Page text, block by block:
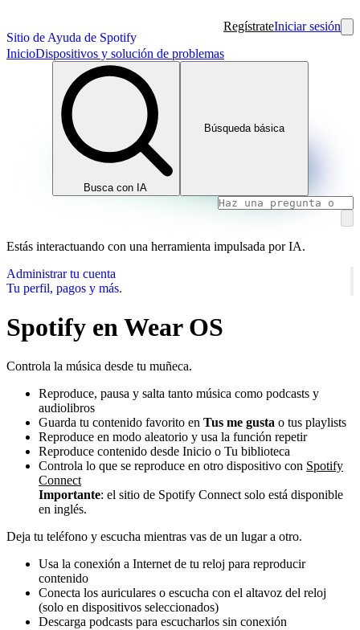
Sitio de Ayuda de Spotify
RegístrateIniciar sesión
InicioDispositivos y solución de problemas
Busca con IA
Búsqueda básica
Estás interactuando con una herramienta impulsada por IA.
Administrar tu cuenta
Tu perfil, pagos y más.
Spotify en Wear OS
Controla la música desde tu muñeca.
Reproduce, pausa y salta tanto música como podcasts y
audiolibros
Guarda tu contenido favorito en Tus me gusta o tus playlists
Reproduce en modo aleatorio y usa la función repetir
Reproduce contenido desde Inicio o Tu biblioteca
Controla lo que se reproduce en otro dispositivo con Spotify
Connect
Importante: el sitio de Spotify Connect solo está disponible
en inglés.
Deja tu teléfono y escucha mientras vas de un lugar a otro.
Usa la conexión a Internet de tu reloj para reproducir
contenido
Conecta los auriculares o escucha con el altavoz del reloj
(solo en dispositivos seleccionados)
Descarga podcasts para escucharlos sin conexión